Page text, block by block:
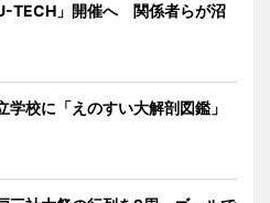
TECH」開催へ 関係者らが沼
校に「えのすい大解剖図鑑」